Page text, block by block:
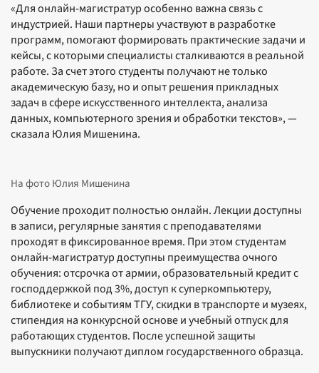
«Для онлайн-магистратур особенно важна связь с
индустрией. Наши партнеры участвуют в разработке
программ, помогают формировать практические задачи и
кейсы, с которыми специалисты сталкиваются в реальной
работе. За счет этого студенты получают не только
академическую базу, но и опыт решения прикладных
задач в сфере искусственного интеллекта, анализа
данных, компьютерного зрения и обработки текстов», —
сказала Юлия Мишенина.
На фото Юлия Мишенина
Обучение проходит полностью онлайн. Лекции доступны
в записи, регулярные занятия с преподавателями
проходят в фиксированное время. При этом студентам
онлайн-магистратур доступны преимущества очного
обучения: отсрочка от армии, образовательный кредит с
господдержкой под 3%, доступ к суперкомпьютеру,
библиотеке и событиям ТГУ, скидки в транспорте и музеях,
стипендия на конкурсной основе и учебный отпуск для
работающих студентов. После успешной защиты
выпускники получают диплом государственного образца.